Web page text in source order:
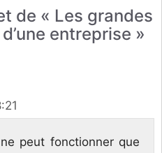
de « Les grandes
entreprise »
peut fonctionner que